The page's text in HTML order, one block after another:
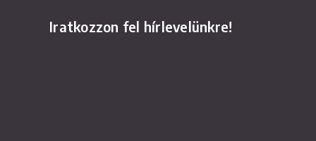
Iratkozzon fel hírlevelünkre!